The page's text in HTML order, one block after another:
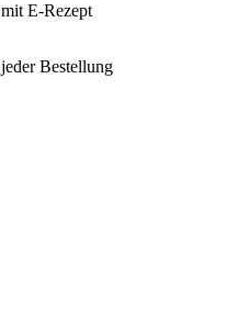
E-Rezept
Bestellung